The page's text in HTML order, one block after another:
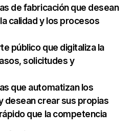
de fabricación que desean
calidad y los procesos
público que digitaliza la
solicitudes y
que automatizan los
desean crear sus propias
que la competencia